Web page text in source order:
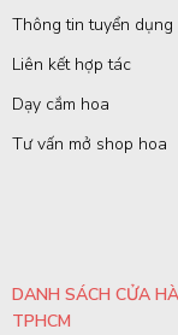
Thông tin tuyển dụng
Liên kết hợp tác
Dạy cắm hoa
Tư vấn mở shop hoa
DANH SÁCH CỬA
TPHCM